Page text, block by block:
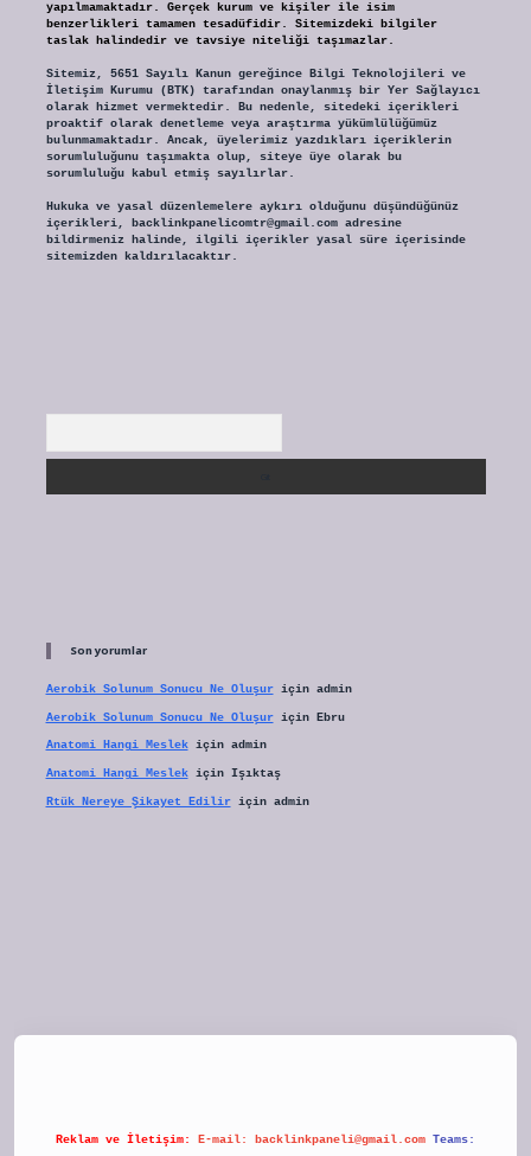
yapılmamaktadır. Gerçek kurum ve kişiler ile isim
benzerlikleri tamamen tesadüfidir. Sitemizdeki bilgiler
taslak halindedir ve tavsiye niteliği taşımazlar.
Sitemiz, 5651 Sayılı Kanun gereğince Bilgi Teknolojileri ve
İletişim Kurumu (BTK) tarafından onaylanmış bir Yer Sağlayıcı
olarak hizmet vermektedir. Bu nedenle, sitedeki içerikleri
proaktif olarak denetleme veya araştırma yükümlülüğümüz
bulunmamaktadır. Ancak, üyelerimiz yazdıkları içeriklerin
sorumluluğunu taşımakta olup, siteye üye olarak bu
sorumluluğu kabul etmiş sayılırlar.
Hukuka ve yasal düzenlemelere aykırı olduğunu düşündüğünüz
içerikleri, backlinkpanelicomtr@gmail.comadresine
bildirmeniz halinde, ilgili içerikler yasal süre içerisinde
sitemizden kaldırılacaktır.
Son yorumlar
Aerobik Solunum Sonucu Ne Oluşuriçin admin
Aerobik Solunum Sonucu Ne Oluşuriçin Ebru
Anatomi Hangi Meslekiçin admin
Anatomi Hangi Meslekiçin Işıktaş
Rtük Nereye Şikayet Ediliriçin admin
Reklam ve İletişim: E-mail: backlinkpaneli@gmail.com Teams: